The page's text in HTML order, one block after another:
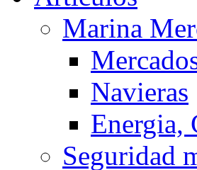
Marina
Navieras
Energia,
Seguridad